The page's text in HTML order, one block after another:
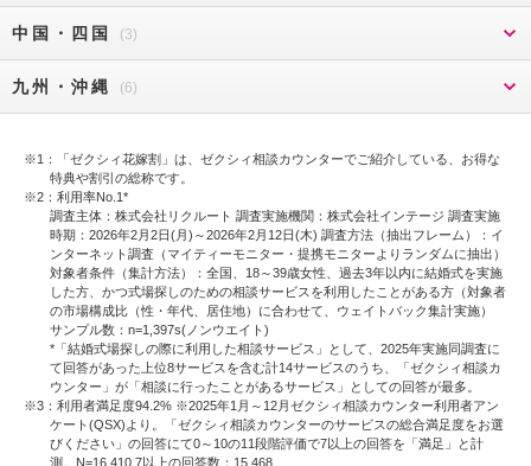
中国・四国 (3)
九州・沖縄 (6)
1：「ゼクシィ花嫁割」は、ゼクシィ相談カウンターでご紹介している、お得な
特典や割引の総称です。
2：利用率No.1*
調査主体：株式会社リクルート 調査実施機関：株式会社インテージ 調査実施
時期：2026年2月2日(月)～2026年2月12日(木) 調査方法（抽出フレーム）：イ
ンターネット調査（マイティーモニター・提携モニターよりランダムに抽出）
対象者条件（集計方法）：全国、18～39歳女性、過去3年以内に結婚式を実施
した方、かつ式場探しのための相談サービスを利用したことがある方（対象者
の市場構成比（性・年代、居住地）に合わせて、ウェイトバック集計実施）
サンプル数：n=1,397s(ノンウエイト)
*「結婚式場探しの際に利用した相談サービス」として、2025年実施同調査に
て回答があった上位8サービスを含む計14サービスのうち、「ゼクシィ相談カ
ウンター」が「相談に行ったことがあるサービス」としての回答が最多。
3：利用者満足度94.2% ※2025年1月～12月ゼクシィ相談カウンター利用者アン
ケート(QSX)より。「ゼクシィ相談カウンターのサービスの総合満足度をお選
びください」の回答にて0～10の11段階評価で7以上の回答を「満足」と計
測。N=16,410 7以上の回答数：15,468